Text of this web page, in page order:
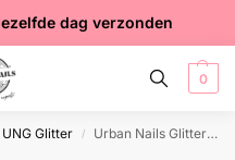
€75 excl. btw
dag verzonden
producten
0
UNG Glitter / Urban Nails Glitter Line UNG43A